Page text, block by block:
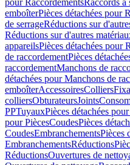
pour RaccordementsRaccords à
emboîterPièces détachées pour
de serrageRéductions sur
Réductions sur d'autres
appareilsPièces détachées pour
de raccordementPièces
raccordementManchons de
détachées pour Manchons de
emboîterAccessoiresColliers
colliersObturateursJoints
PPTuyauxPièces détachées
pour PiècesCoudesPièces
CoudesEmbranchementsPièces
EmbranchementsRéductions
RéductionsOuvertures de